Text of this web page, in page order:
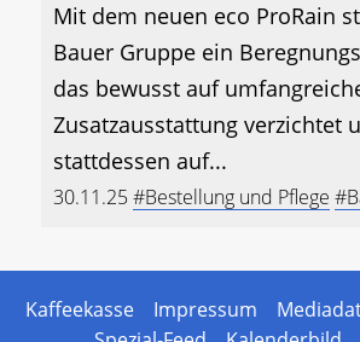
Mit dem neuen eco ProRain
Bauer Gruppe ein
das bewusst auf
Zusatzausstattung verzichtet
stattdessen auf...
30.11.25#Bestellung und Pflege
Kaffeekasse Impressum